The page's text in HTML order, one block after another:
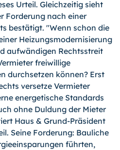
Urteil. Gleichzeitig sieht
Forderung nach einer
bestätigt. "Wenn schon die
Heizungsmodernisierung
aufwändigen Rechtsstreit
freiwillige
durchsetzen können? Erst
versetze Vermieter
energetische Standards
ohne Duldung der Mieter
Haus & Grund-Präsident
Seine Forderung: Bauliche
führten,